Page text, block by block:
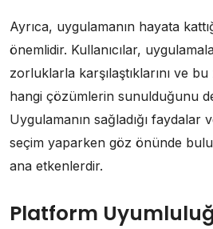
Ayrıca, uygulamanın hayata
önemlidir. Kullanıcılar,
zorluklarla karşılaştıklarını ve
hangi çözümlerin sunulduğunu
Uygulamanın sağladığı faydalar
seçim yaparken göz önünde
ana etkenlerdir.
Platform